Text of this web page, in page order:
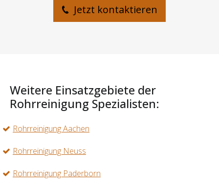
Jetzt kontaktieren
Weitere Einsatzgebiete der
Rohrreinigung Spezialisten:
Rohrreinigung Aachen
Rohrreinigung Neuss
Rohrreinigung Paderborn